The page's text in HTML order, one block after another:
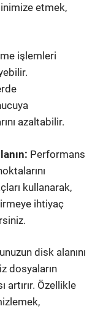
etmek,
işlemleri
azaltabilir.
Performans
kullanarak,
ihtiyaç
disk alanını
dosyaların
artırır. Özellikle